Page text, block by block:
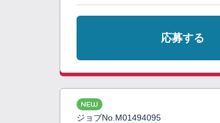
応募する
NEW
ジョブNo. M01494095